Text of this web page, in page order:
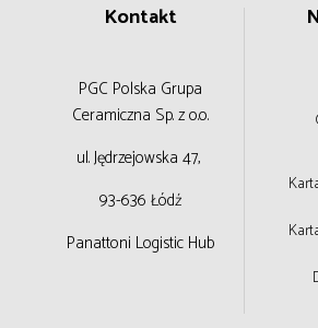
Kontakt
PGC Polska Grupa
Ceramiczna Sp. z o.o.
ul. Jędrzejowska 47,
93-636 Łódź
Panattoni Logistic Hub